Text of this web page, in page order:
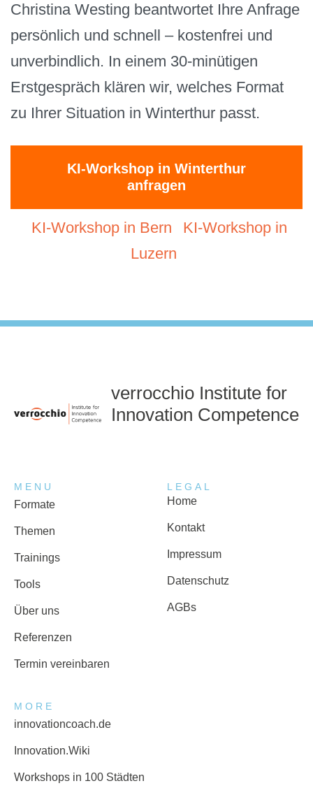
Christina Westing beantwortet Ihre Anfrage
persönlich und schnell – kostenfrei und
unverbindlich. In einem 30-minütigen
Erstgespräch klären wir, welches Format
zu Ihrer Situation in Winterthur passt.
KI-Workshop in Winterthur
anfragen
KI-Workshop in Bern
KI-Workshop in
Luzern
verrocchio Institute for
Innovation Competence
MENU
Formate
Themen
Trainings
Tools
Über uns
Referenzen
Termin vereinbaren
LEGAL
Home
Kontakt
Impressum
Datenschutz
AGBs
MORE
innovationcoach.de
Innovation.Wiki
Workshops in 100 Städten